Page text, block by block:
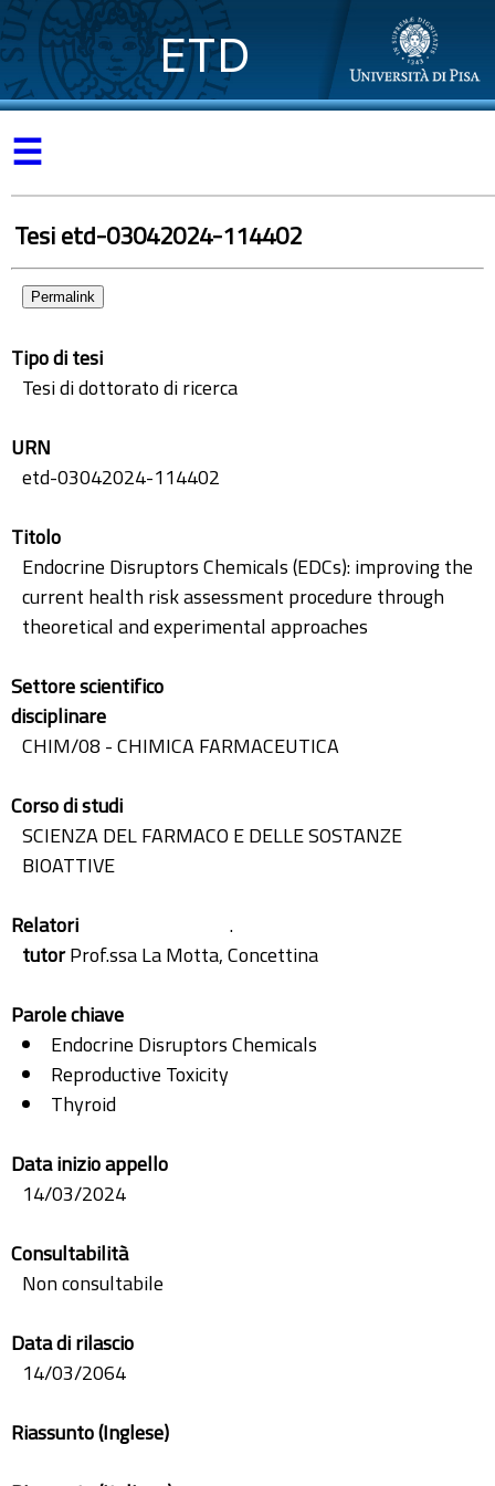
ETD
☰
Tesi etd-03042024-114402
Permalink
Tipo di tesi
Tesi di dottorato di ricerca
URN
etd-03042024-114402
Titolo
Endocrine Disruptors Chemicals (EDCs): improving the
current health risk assessment procedure through
theoretical and experimental approaches
Settore scientifico
disciplinare
CHIM/08 - CHIMICA FARMACEUTICA
Corso di studi
SCIENZA DEL FARMACO E DELLE SOSTANZE
BIOATTIVE
Relatori
.
tutorProf.ssa La Motta, Concettina
Parole chiave
Endocrine Disruptors Chemicals
Reproductive Toxicity
Thyroid
Data inizio appello
14/03/2024
Consultabilità
Non consultabile
Data di rilascio
14/03/2064
Riassunto (Inglese)